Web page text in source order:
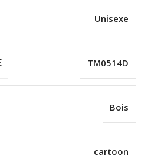
Unisexe
TM0514D
Bois
cartoon